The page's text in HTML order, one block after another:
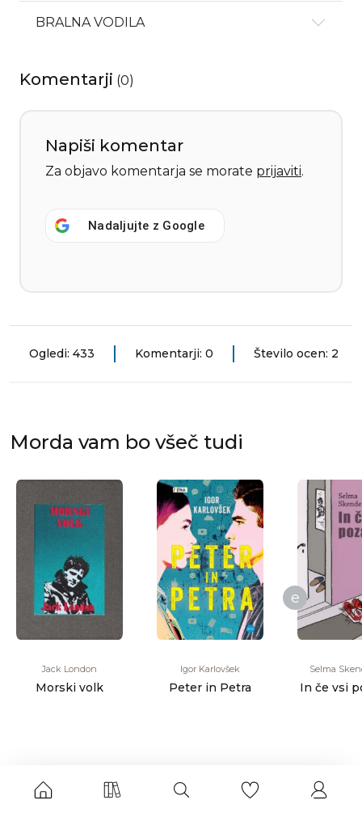
BRALNA VODILA
Komentarji (0)
Napiši komentar
Za objavo komentarja se morate prijaviti.
Nadaljujte z Google
Ogledi: 433 Komentarji: 0 Število ocen: 2
Morda vam bo všeč tudi
Jack London
Morski volk
Igor Karlovšek
Peter in Petra
e
Selma
In če vsi